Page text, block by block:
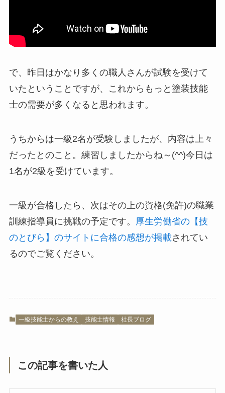
で、昨日はかなり多くの職人さんが試験を受けて
いたということですが、これからもっと塗装技能
士の需要が多くなると思われます。
うちからは一級2名が受験しましたが、内容は上々
だったとのこと。練習しましたからね～(^^)今日は
1名が2級を受けています。
一級が合格したら、次はその上の資格(免許)の職業
訓練指導員に挑戦の予定です。 厚生労働省の【技
のとびら】のサイトに合格の感想が掲載されてい
るのでご覧ください。
一級技能士からの教え 技能士情報 社長ブログ
この記事を書いた人